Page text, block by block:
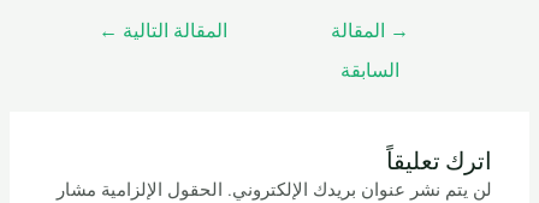
→
المقالة
السابقة
المقالة التالية ←
اترك تعليقاً
لن يتم نشر عنوان بريدك الإلكتروني. الحقول الإلزامية مشار